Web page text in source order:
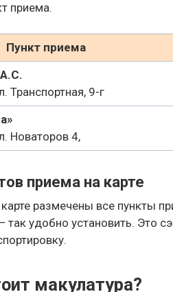
приема.
Пункт приема
Транспортная, 9-г
Новаторов 4,
приема на карте
размечены все пункты
так удобно установить. Это
макулатура?